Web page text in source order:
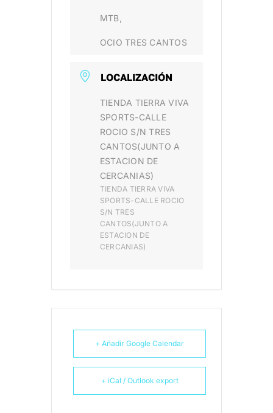
MTB,
OCIO TRES CANTOS
LOCALIZACIÓN
TIENDA TIERRA VIVA
SPORTS-CALLE
ROCIO S/N TRES
CANTOS(JUNTO A
ESTACION DE
CERCANIAS)
TIENDA TIERRA VIVA
SPORTS-CALLE ROCIO
S/N TRES
CANTOS(JUNTO A
ESTACION DE
CERCANIAS)
+ Añadir Google Calendar
+ iCal / Outlook export